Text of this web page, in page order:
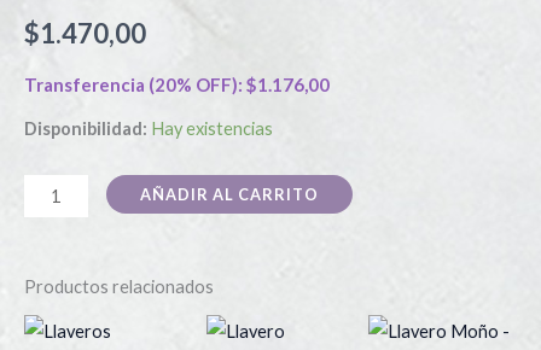
$1.470,00
Transferencia (20% OFF): $1.176,00
Disponibilidad: Hay existencias
AÑADIR AL CARRITO
Productos relacionados
Este